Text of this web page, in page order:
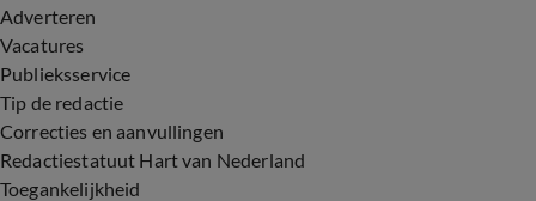
Adverteren
Vacatures
Publieksservice
Tip de redactie
Correcties en aanvullingen
Redactiestatuut Hart van Nederland
Toegankelijkheid